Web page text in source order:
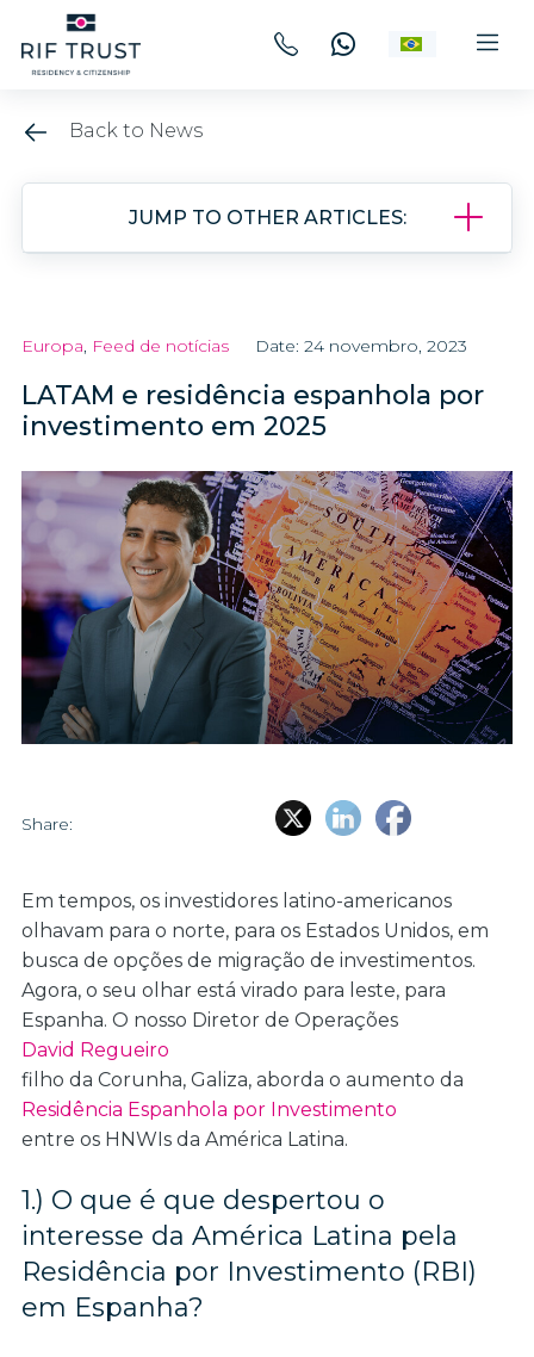
Back to News
JUMP TO OTHER ARTICLES:
Europa, Feed de notícias Date: 24 novembro, 2023
LATAM e residência espanhola por
investimento em 2025
Share:
Em tempos, os investidores latino-americanos
olhavam para o norte, para os Estados Unidos, em
busca de opções de migração de investimentos.
Agora, o seu olhar está virado para leste, para
Espanha. O nosso Diretor de Operações
David Regueiro
filho da Corunha, Galiza, aborda o aumento da
Residência Espanhola por Investimento
entre os HNWIs da América Latina.
1.) O que é que despertou o
interesse da América Latina pela
Residência por Investimento (RBI)
em Espanha?